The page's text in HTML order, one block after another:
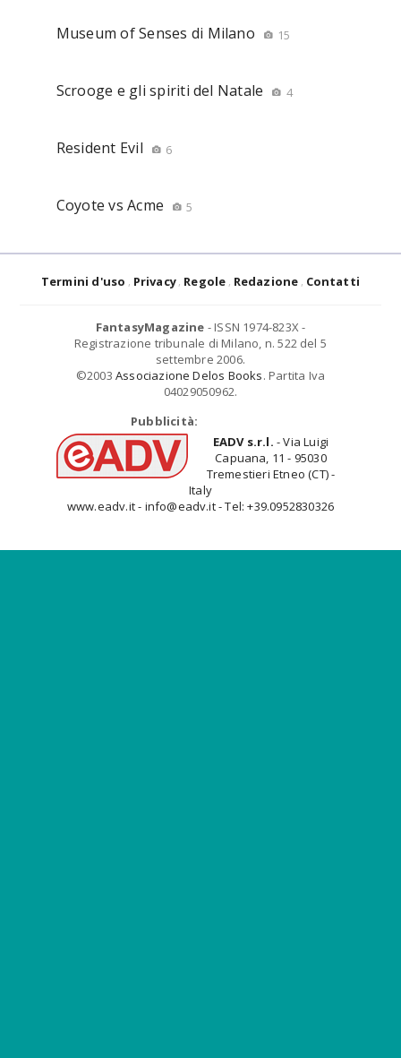
Museum of Senses di Milano 15
Scrooge e gli spiriti del Natale 4
Resident Evil 6
Coyote vs Acme 5
Termini d'uso Privacy Regole Redazione Contatti
FantasyMagazine - ISSN 1974-823X -
Registrazione tribunale di Milano, n. 522 del 5
settembre 2006.
©2003 Associazione Delos Books. Partita Iva
04029050962.
Pubblicità:
EADV s.r.l. - Via Luigi
Capuana, 11 - 95030
Tremestieri Etneo (CT) -
Italy
www.eadv.it - info@eadv.it - Tel: +39.0952830326